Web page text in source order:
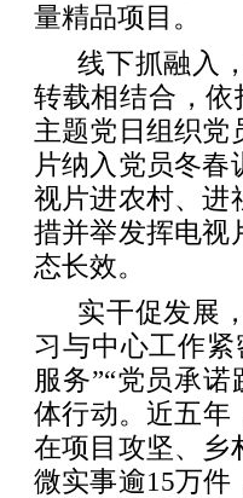
量精品项目。
线下抓融入
转载相结合，依
主题党日组织党
片纳入党员冬
视片进农村、进
措并举发挥电视
态长效。
实干促发展
习与中心工作
服务”“党员承
体行动。近五年
在项目攻坚、乡
微实事逾15万件